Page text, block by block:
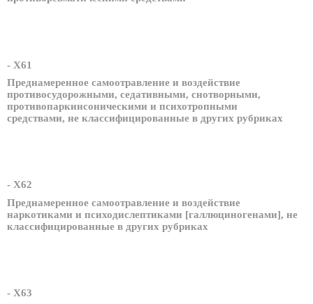
- X61
Преднамеренное самоотравление и воздействие
противосудорожными, седативными, снотворными,
противопаркинсоническими и психотропными
средствами, не классифицированные в других рубриках
- X62
Преднамеренное самоотравление и воздействие
наркотиками и психодислептиками [галлюциногенами], не
классифицированные в других рубриках
- X63